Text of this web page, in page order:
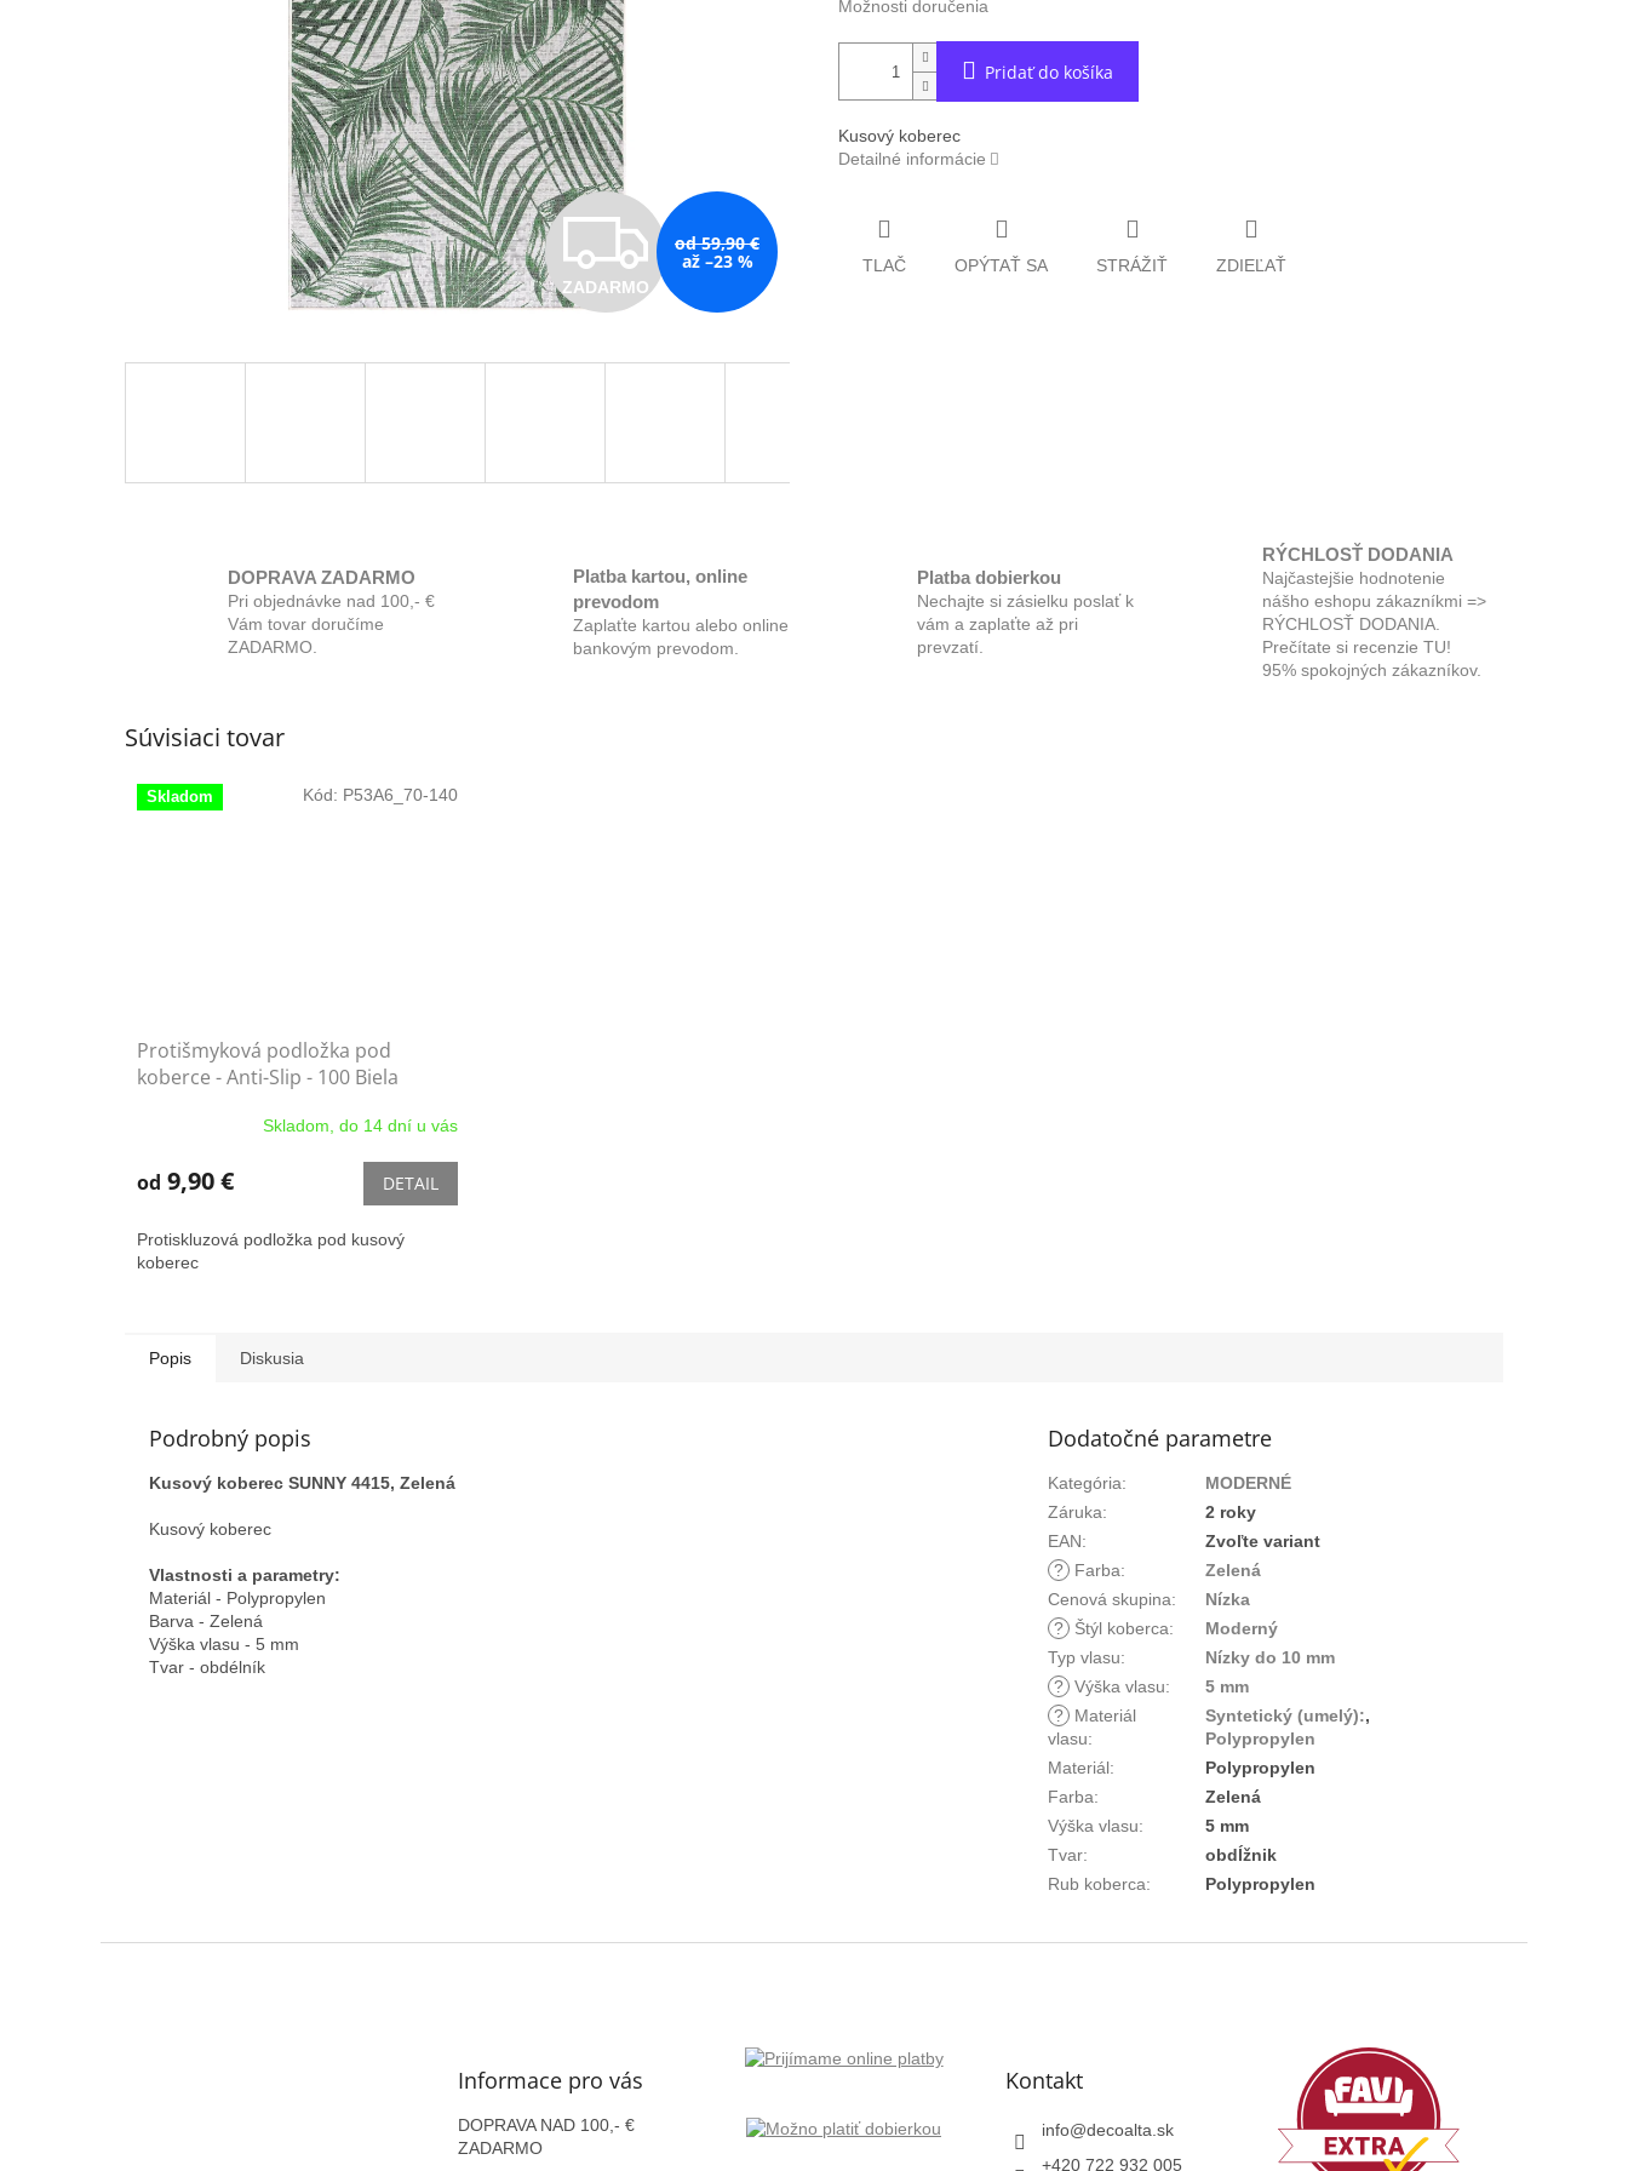
Z
A
A
R
M
ZADARMO
od 59,90 €
až –23 %
Možnosti doručenia
Pridať do košíka
Kusový koberec
Detailné informácie
TLAČ OPÝTAŤ SA STRÁŽIŤ ZDIEĽAŤ
DOPRAVA ZADARMO
Pri objednávke nad 100,- €
Vám tovar doručíme
ZADARMO.
Platba kartou, online
prevodom
Zaplaťte kartou alebo online
bankovým prevodom.
Platba dobierkou
Nechajte si zásielku poslať k
vám a zaplaťte až pri
prevzatí.
RÝCHLOSŤ DODANIA
Najčastejšie hodnotenie
nášho eshopu zákazníkmi =>
RÝCHLOSŤ DODANIA.
Prečítate si recenzie TU!
95% spokojných zákazníkov.
Súvisiaci tovar
Skladom
Protišmyková podložka pod
koberce - Anti-Slip - 100 Biela
kusový koberecSkladom, do 14 dní u vás
od 9,90 € DETAIL
Protiskluzová podložka pod kusový
koberec
Kód: P53A6_70-140
Popis Diskusia
Podrobný popis
Kusový koberec SUNNY 4415, Zelená
Kusový koberec
Vlastnosti a parametry:
Materiál - Polypropylen
Barva - Zelená
Výška vlasu - 5 mm
Tvar - obdélník
Dodatočné parametre
Kategória:
MODERNÉ
Záruka:
2 roky
EAN:
Zvoľte variant
?
Farba:
Zelená
Cenová skupina:
Nízka
?
Štýl koberca:
Moderný
Typ vlasu:
Nízky do 10 mm
? Výška vlasu:
5 mm
?
Materiál
vlasu:
Syntetický (umelý):,
Polypropylen
Materiál:
Polypropylen
Farba:
Zelená
Výška vlasu:
5 mm
Tvar:
obdĺžnik
Rub koberca: Polypropylen
Informace pro vás
DOPRAVA NAD 100,- €
ZADARMO
Kontakt
info@decoalta.sk
+420 722 932 005